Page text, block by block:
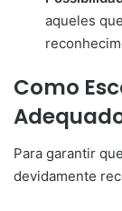
aqueles
Como
Para garantir
devidamente